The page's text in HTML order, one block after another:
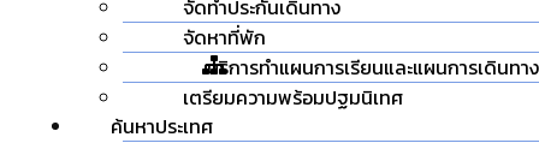
จัดทำประกันเดินทาง
จัดหาที่พัก
บริการทำแผนการเรียนและแผนการเดินทาง
เตรียมความพร้อมปฐมนิเทศ
ค้นหาประเทศ